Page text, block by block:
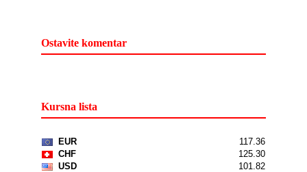
Ostavite komentar
Kursna lista